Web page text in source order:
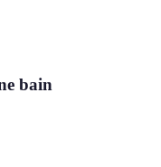
bain